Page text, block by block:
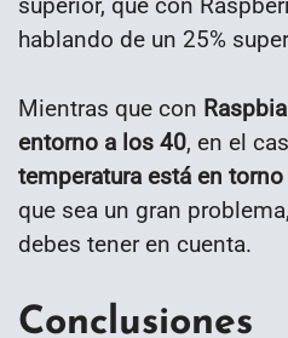
superior, que con
hablando de un 25%
Mientras que con
entorno a los 40, en el
temperatura está en
que sea un gran
debes tener en cuenta.
Conclusiones